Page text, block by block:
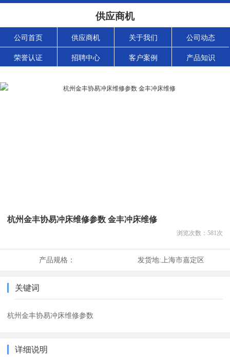
供应商机
公司首页 供应商机 关于我们 公司动态
荣誉认证 招聘中心 客户案例 产品知识
杭州金丰协易冲床维修参数 金丰冲床维修
浏览次数： 581次
产品规格： 发货地: 上海市嘉定区
关键词
杭州金丰协易冲床维修参数
详细说明